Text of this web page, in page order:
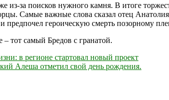
из-за поисков нужного камня. В итоге
Самые важные слова сказал отец
предпочел героическую смерть позорному
тот самый Бредов с гранатой.
в регионе стартовал новый проект
Алеша отметил свой день рождения.